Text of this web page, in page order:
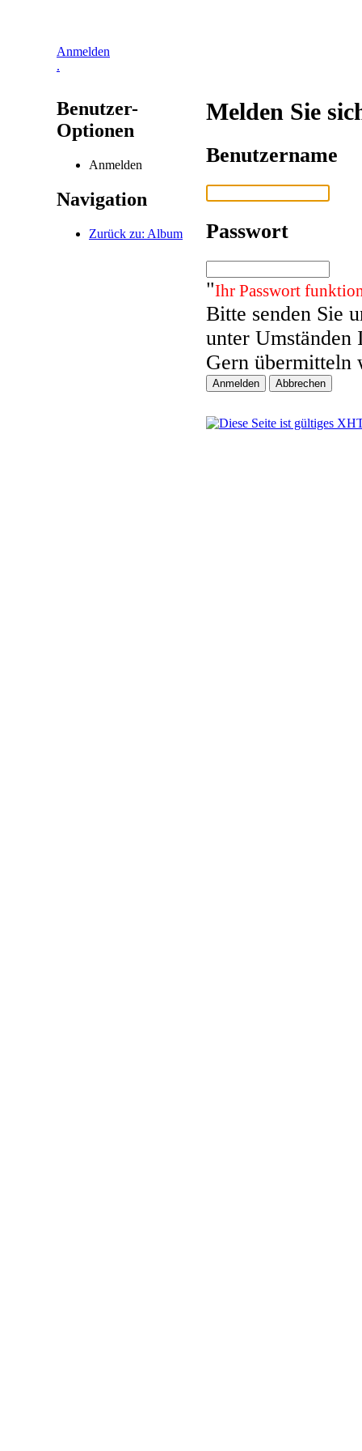
Anmelden
.
Benutzer-
Optionen
Anmelden
Navigation
Zurück zu: Album
Melden Sie
Benutzername
Passwort
"Ihr Passwort
Bitte senden Sie
unter Umständen
Gern übermitteln